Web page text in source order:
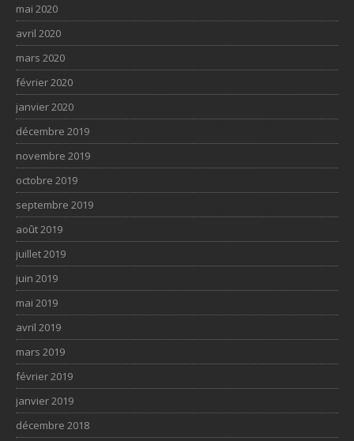
mai 2020
avril 2020
mars 2020
février 2020
janvier 2020
décembre 2019
novembre 2019
octobre 2019
septembre 2019
août 2019
juillet 2019
juin 2019
mai 2019
avril 2019
mars 2019
février 2019
janvier 2019
décembre 2018